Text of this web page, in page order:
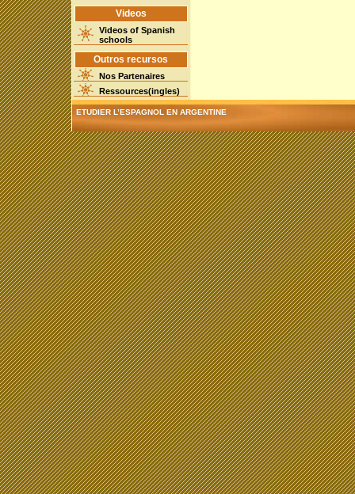
Videos
Videos of Spanish
schools
Outros recursos
Nos Partenaires
Ressources(ingles)
ETUDIER L’ESPAGNOL EN ARGENTINE